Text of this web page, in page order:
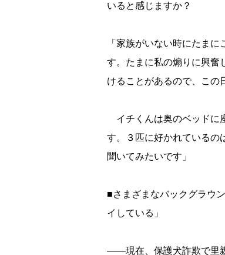
いると感じますか？
「家族がいない時にたま
す。たまに私の煽りに興奮
けることがあるので、この
イチくんは奥のベッドに
す。３匹に好かれているの
聞いてみたいです」
■さまざまなバックグラウ
イしている」
――現在、保護犬詐欺で里